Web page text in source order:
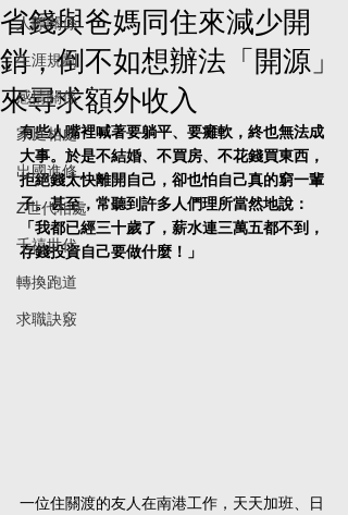
人際關係
生涯規劃
感情關係
家庭相處
出國進修
Z世代相處
千禧世代
轉換跑道
求職訣竅
省錢與爸媽同住來減少開
銷，倒不如想辦法「開源」
來尋求額外收入
有些人嘴裡喊著要躺平、要癱軟，終也無法成
大事。於是不結婚、不買房、不花錢買東西，
拒絕錢太快離開自己，卻也怕自己真的窮一輩
子。甚至，常聽到許多人們理所當然地說：
「我都已經三十歲了，薪水連三萬五都不到，
存錢投資自己要做什麼！」
一位住關渡的友人在南港工作，天天加班、日